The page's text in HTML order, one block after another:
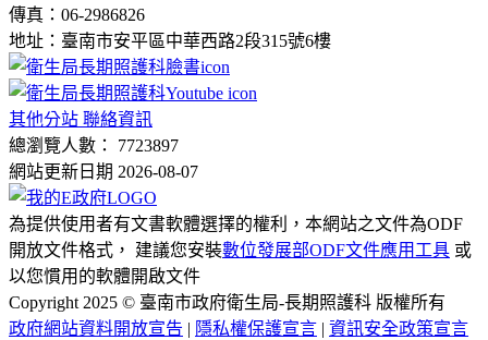
傳真：06-2986826
地址：臺南市安平區中華西路2段315號6樓
其他分站 聯絡資訊
總瀏覽人數： 7723897
網站更新日期 2026-08-07
為提供使用者有文書軟體選擇的權利，本網站之文件為ODF
開放文件格式， 建議您安裝數位發展部ODF文件應用工具 或
以您慣用的軟體開啟文件
Copyright 2025 © 臺南市政府衛生局-長期照護科 版權所有
政府網站資料開放宣告 | 隱私權保護宣言 | 資訊安全政策宣言